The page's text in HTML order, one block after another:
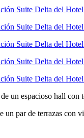
un espacioso hall
un par de terrazas con